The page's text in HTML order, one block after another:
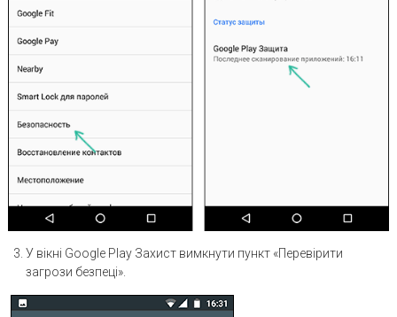
У вікні Google Play Захист вимкнути пункт «Перевірити
загрози безпеці».